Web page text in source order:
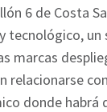
6 de Costa
tecnológico, un
marcas
relacionarse
donde habrá